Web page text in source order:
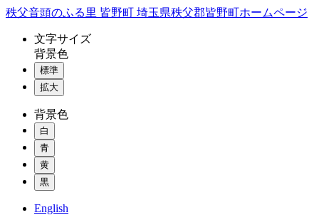
コ
秩父音頭のふる里 皆野町 埼玉県秩父郡皆野町ホームページ
文字サイズ
背景色
標準
拡大
背景色
白
青
黄
黒
English